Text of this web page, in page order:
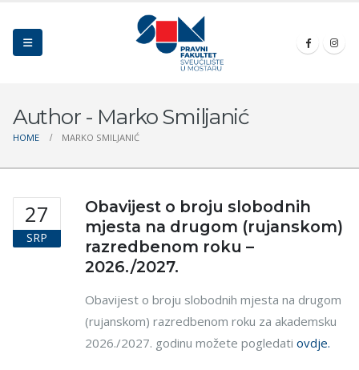
Author - Marko Smiljanić
HOME MARKO SMILJANIĆ
27
SRP
Obavijest o broju slobodnih
mjesta na drugom (rujanskom)
razredbenom roku –
2026./2027.
Obavijest o broju slobodnih mjesta na drugom
(rujanskom) razredbenom roku za akademsku
2026./2027. godinu možete pogledati ovdje.